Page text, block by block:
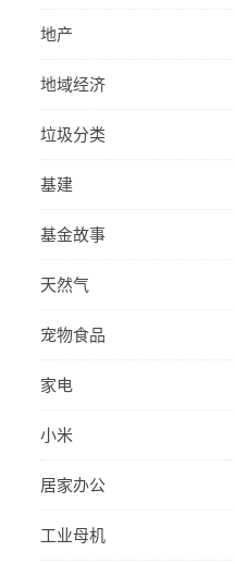
地产
地域经济
垃圾分类
基建
基金故事
天然气
宠物食品
家电
小米
居家办公
工业母机